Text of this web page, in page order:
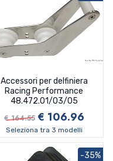
Accessori per delfiniera
Racing Performance
48.472.01/03/05
€ 164.55 € 106.96
Seleziona tra 3 modelli
-35%